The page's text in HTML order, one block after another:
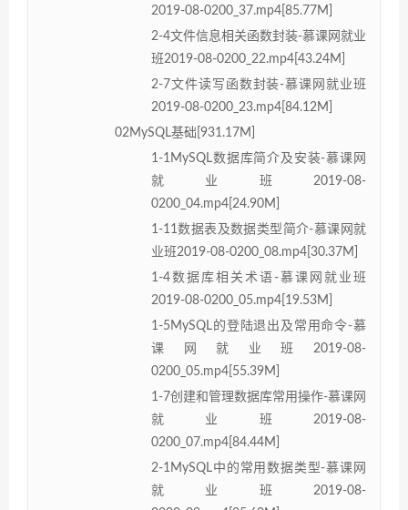
2019-08-0200_37.mp4[85.77M]
2-4文件信息相关函数封装-慕课网就业
班2019-08-0200_22.mp4[43.24M]
2-7文件读写函数封装-慕课网就业班
2019-08-0200_23.mp4[84.12M]
02MySQL基础[931.17M]
1-1MySQL数据库简介及安装-慕课网
就业班2019-08-
0200_04.mp4[24.90M]
1-11数据表及数据类型简介-慕课网就
业班2019-08-0200_08.mp4[30.37M]
1-4数据库相关术语-慕课网就业班
2019-08-0200_05.mp4[19.53M]
1-5MySQL的登陆退出及常用命令-慕
课网就业班2019-08-
0200_05.mp4[55.39M]
1-7创建和管理数据库常用操作-慕课网
就业班2019-08-
0200_07.mp4[84.44M]
2-1MySQL中的常用数据类型-慕课网
就业班2019-08-